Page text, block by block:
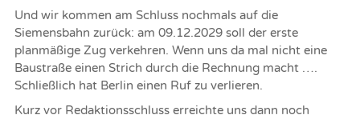
Und wir kommen am Schluss nochmals auf die
Siemensbahn zurück: am 09.12.2029 soll der erste
planmäßige Zug verkehren. Wenn uns da mal nicht eine
Baustraße einen Strich durch die Rechnung macht ….
Schließlich hat Berlin einen Ruf zu verlieren.
Kurz vor Redaktionsschluss erreichte uns dann noch